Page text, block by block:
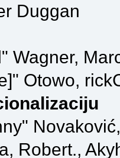
Duggan
Wagner,
Otowo,
Robert.,